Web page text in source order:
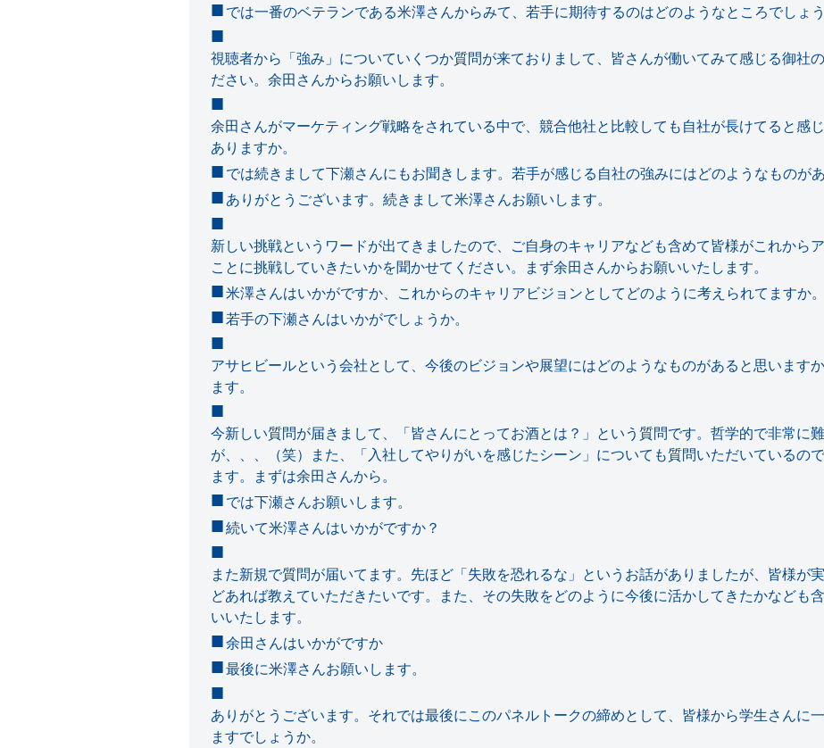
では一番のベテランである米澤さんからみて、若手に期待するのはどのようなところでしょう
視聴者から「強み」についていくつか質問が来ておりまして、皆さんが働いてみて感じる御社
ださい。余田さんからお願いします。
余田さんがマーケティング戦略をされている中で、競合他社と比較しても自社が長けてると感
ありますか。
では続きまして下瀬さんにもお聞きします。若手が感じる自社の強みにはどのようなものがあ
ありがとうございます。続きまして米澤さんお願いします。
新しい挑戦というワードが出てきましたので、ご自身のキャリアなども含めて皆様がこれから
ことに挑戦していきたいかを聞かせてください。まず余田さんからお願いいたします。
米澤さんはいかがですか、これからのキャリアビジョンとしてどのように考えられてますか。
若手の下瀬さんはいかがでしょうか。
アサヒビールという会社として、今後のビジョンや展望にはどのようなものがあると思います
ます。
今新しい質問が届きまして、「皆さんにとってお酒とは？」という質問です。哲学的で非常に
が、、、（笑）また、「入社してやりがいを感じたシーン」についても質問いただいているの
ます。まずは余田さんから。
では下瀬さんお願いします。
続いて米澤さんはいかがですか？
また新規で質問が届いてます。先ほど「失敗を恐れるな」というお話がありましたが、皆様が
どあれば教えていただきたいです。また、その失敗をどのように今後に活かしてきたかなども
いいたします。
余田さんはいかがですか
最後に米澤さんお願いします。
ありがとうございます。それでは最後にこのパネルトークの締めとして、皆様から学生さんに
ますでしょうか。